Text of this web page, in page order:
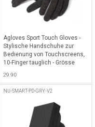
Agloves Sport Touch Gloves -
Stylische Handschuhe zur
Bedienung von Touchscreens,
10-Finger tauglich - Grösse
29.90
NU-SMART-PD-GRY-V2